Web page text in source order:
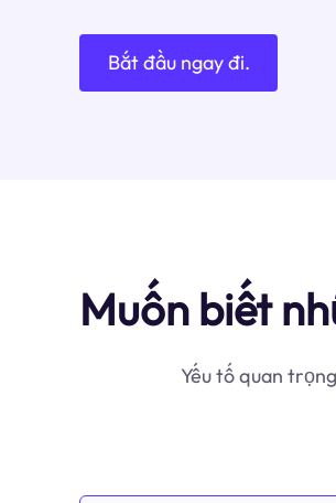
Bắt đầu ngay đi.
Muốn biết
Yếu tố quan